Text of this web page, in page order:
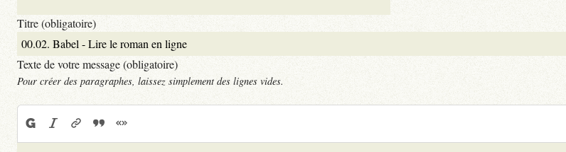
Titre (obligatoire)
Texte de votre message (obligatoire)
Pour créer des paragraphes, laissez simplement des lignes vides.